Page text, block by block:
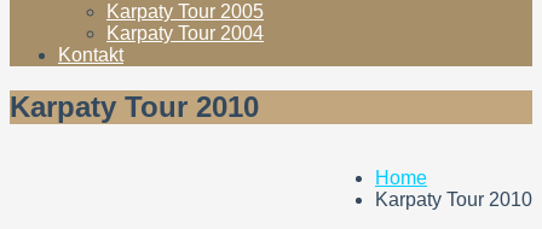
Karpaty Tour 2005
Karpaty Tour 2004
Kontakt
Karpaty Tour 2010
Home
Karpaty Tour 2010